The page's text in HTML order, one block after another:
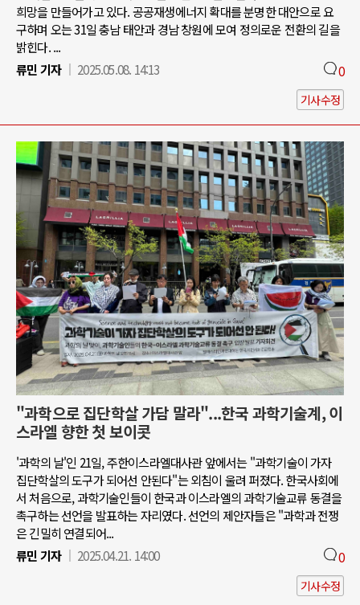
희망을 만들어가고 있다. 공공재생에너지 확대를 분명한 대안으로 요
구하며 오는 31일 충남 태안과 경남 창원에 모여 정의로운 전환의 길을
밝힌다. ...
류민 기자
2025.05.08. 14:13 0
기사수정
"과학으로 집단학살 가담 말라"...한국 과학기술계, 이
스라엘 향한 첫 보이콧
'과학의 날'인 21일, 주한이스라엘대사관 앞에서는 "과학기술이 가자
집단학살의 도구가 되어선 안된다"는 외침이 울려 퍼졌다. 한국사회에
서 처음으로, 과학기술인들이 한국과 이스라엘의 과학기술교류 동결을
촉구하는 선언을 발표하는 자리였다. 선언의 제안자들은 "과학과 전쟁
은 긴밀히 연결되어...
류민 기자
2025.04.21. 14:00 0
기사수정